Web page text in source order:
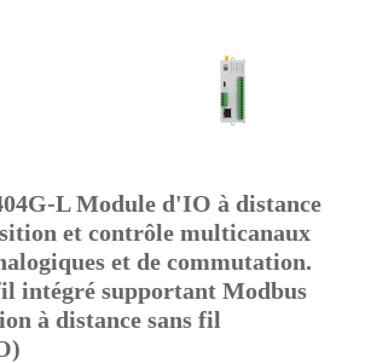
L Module d'IO à distance
et contrôle multicanaux
et de commutation.
intégré supportant Modbus
à distance sans fil